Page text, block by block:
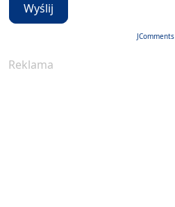
Wyślij
JComments
Reklama